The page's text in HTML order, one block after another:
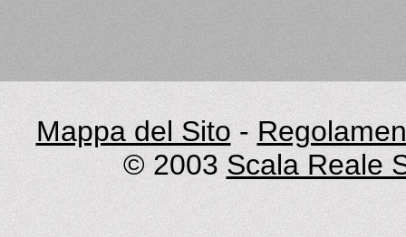
Mappa del Sito-
© 2003 Scala Reale